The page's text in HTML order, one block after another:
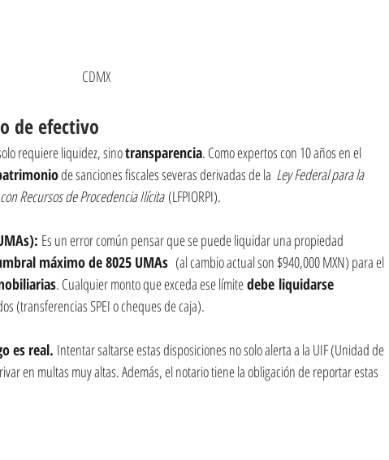
CDMX
de efectivo
requiere liquidez, sino transparencia. Como expertos con 10 años en el
de sanciones fiscales severas derivadas de la Ley Federal para la
Recursos de Procedencia Ilícita (LFPIORPI).
Es un error común pensar que se puede liquidar una propiedad
máximo de 8025 UMAs (al cambio actual son $940,000 MXN) para el
. Cualquier monto que exceda ese límite debe liquidarse
(transferencias SPEI o cheques de caja).
es real. Intentar saltarse estas disposiciones no solo alerta a la UIF (Unidad de
en multas muy altas. Además, el notario tiene la obligación de reportar estas